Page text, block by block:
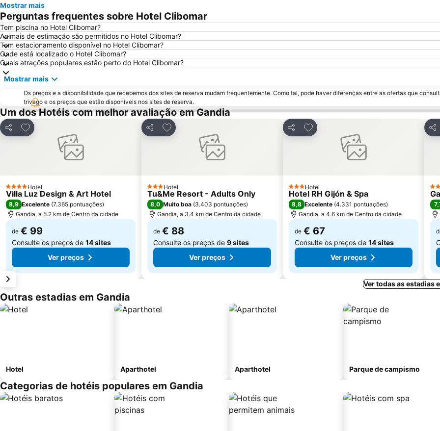
Mostrar mais
Perguntas frequentes sobre Hotel Clibomar
Tem piscina no Hotel Clibomar?
Animais de estimação são permitidos no Hotel Clibomar?
Tem estacionamento disponível no Hotel Clibomar?
Onde está localizado o Hotel Clibomar?
Quais atrações populares estão perto do Hotel Clibomar?
Mostrar mais
Os preços e a disponibilidade que recebemos dos sites de reserva mudam frequentemente. Como tal, pode haver diferenças entre as ofertas que
trivago e os preços que estão disponíveis nos sites de reserva.
Um dos Hotéis com melhor avaliação em Gandia
Partilhar
Adicionar aos favoritos
4 Estrelas
Hotel
Villa Luz Design & Art Hotel
8,9 Excelente (7.365 pontuações)
Gandia, a 5.2 km de Centro da cidade
de € 99
Consulte os preços de 14 sites
Ver preços
Partilhar
Adicionar aos favoritos
3 Estrelas
Hotel
Tu&Me Resort - Adults Only
8,0 Muito boa (3.403 pontuações)
Gandia, a 3.4 km de Centro da cidade
de € 88
Consulte os preços de 9 sites
Ver preços
Partilhar
Adicionar aos favoritos
3 Estrelas
Hotel
Hotel RH Gijón & Spa
8,8 Excelente (4.331 pontuações)
Gandia, a 4.6 km de Centro da cidade
de € 67
Consulte os preços de 14 sites
Ver preços
3
Ver todas as estadias
Outras estadias em Gandia
Hotel Aparthotel Aparthotel Parque de campismo
Categorias de hotéis populares em Gandia